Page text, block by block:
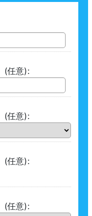
(任意):
(任意):
(任意):
(任意):